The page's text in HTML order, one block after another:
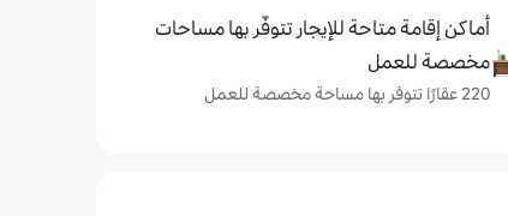
أماكن إقامة متاحة للإيجار تتوفّر بها مساحات
مخصصة للعمل
220 عقارًا تتوفر بها مساحة مخصصة للعمل